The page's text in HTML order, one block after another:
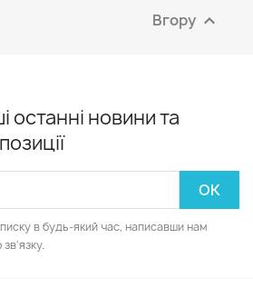
Вгору 
останні новини та
в будь-який час, написавши нам